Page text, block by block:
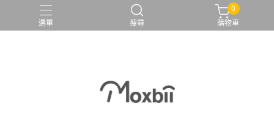
選單 搜尋
0
購物車